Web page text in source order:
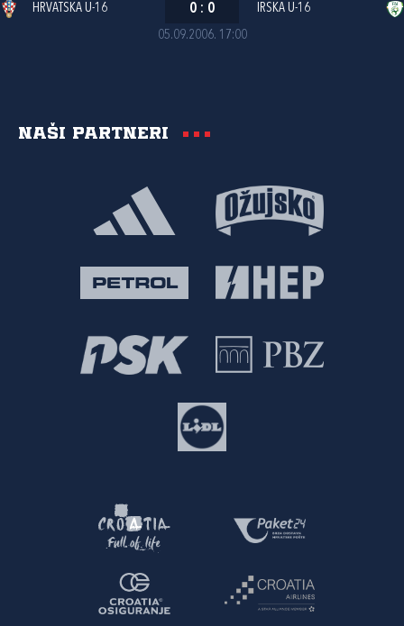
05.09.2006. 17:00
HRVATSKA U-16 0 : 0 IRSKA U-16
Naši partneri